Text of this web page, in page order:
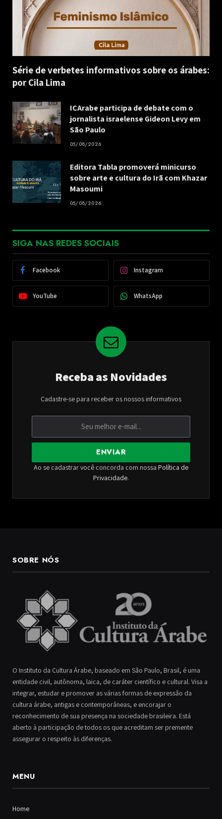
Série de verbetes informativos sobre os árabes:
por Cila Lima
ICArabe participa de debate com o
jornalista israelense Gideon Levy em
São Paulo
05/08/2026
Editora Tabla promoverá minicurso
sobre arte e cultura do Irã com Khazar
Masoumi
05/08/2026
SIGA NAS REDES SOCIAIS
Facebook Instagram
YouTube WhatsApp
Receba as Novidades
Cadastre-se para receber os nossos informativos
ENVIAR
Ao se cadastrar você concorda com nossa Política de
Privacidade.
SOBRE NÓS
O Instituto da Cultura Árabe, baseado em São Paulo, Brasil, é uma
entidade civil, autônoma, laica, de caráter científico e cultural. Visa a
integrar, estudar e promover as várias formas de expressão da
cultura árabe, antigas e contemporâneas, e encorajar o
reconhecimento de sua presença na sociedade brasileira. Está
aberto à participação de todos os que acreditam ser premente
assegurar o respeito às diferenças.
MENU
Home